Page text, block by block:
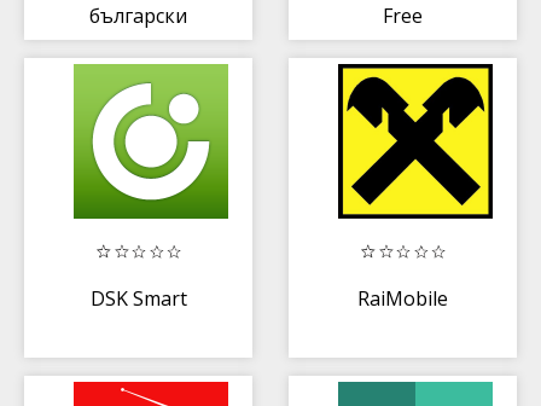
български
Free
DSK Smart RaiMobile